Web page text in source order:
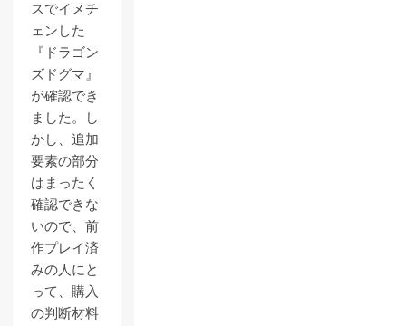
スでイメチ
ェンした
『ドラゴン
ズドグマ』
が確認でき
ました。し
かし、追加
要素の部分
はまったく
確認できな
いので、前
作プレイ済
みの人にと
って、購入
の判断材料